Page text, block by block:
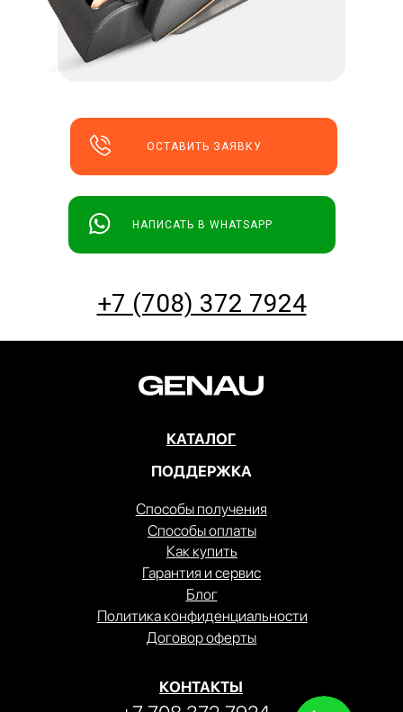
ОСТАВИТЬ ЗАЯВКУ
+7 (708) 372 7924
НАПИСАТЬ В WHATSAPP